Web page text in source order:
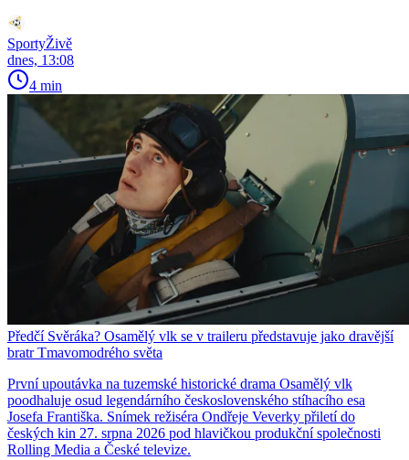
SportyŽivě
dnes, 13:08
4 min
Předčí Svěráka? Osamělý vlk se v traileru představuje jako dravější
bratr Tmavomodrého světa
První upoutávka na tuzemské historické drama Osamělý vlk
poodhaluje osud legendárního československého stíhacího esa
Josefa Františka. Snímek režiséra Ondřeje Veverky přiletí do
českých kin 27. srpna 2026 pod hlavičkou produkční společnosti
Rolling Media a České televize.